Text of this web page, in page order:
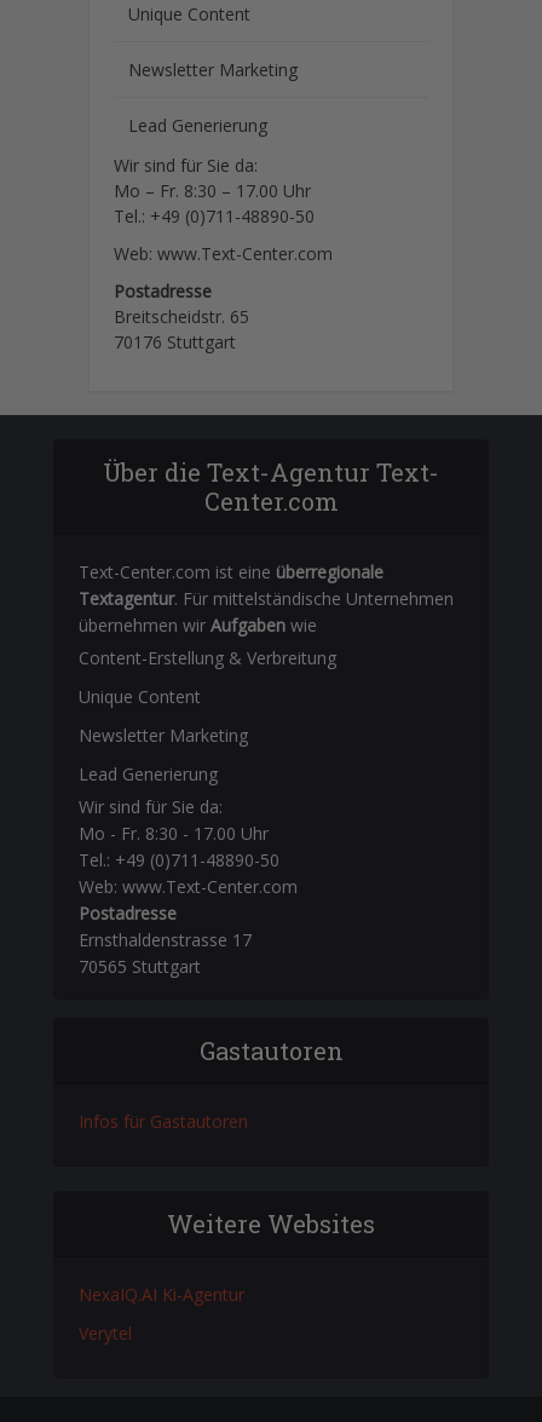
Unique Content
Newsletter Marketing
Lead Generierung
Wir sind für Sie da:
Mo – Fr. 8:30 – 17.00 Uhr
Tel.: +49 (0)711-48890-50
Web: www.Text-Center.com
Postadresse
Breitscheidstr. 65
70176 Stuttgart
Über die Text-Agentur Text-
Center.com
Text-Center.com ist eine überregionale
Textagentur. Für mittelständische Unternehmen
übernehmen wir Aufgaben wie
Content-Erstellung & Verbreitung
Unique Content
Newsletter Marketing
Lead Generierung
Wir sind für Sie da:
Mo - Fr. 8:30 - 17.00 Uhr
Tel.: +49 (0)711-48890-50
Web: www.Text-Center.com
Postadresse
Ernsthaldenstrasse 17
70565 Stuttgart
Gastautoren
Infos für Gastautoren
Weitere Websites
NexaIQ.AI Ki-Agentur
Verytel